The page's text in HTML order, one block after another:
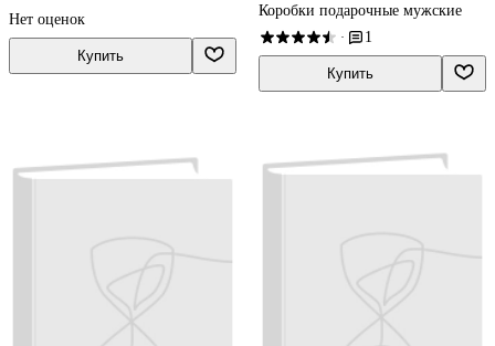
Нет оценок
Купить
Коробки подарочные мужские
· 1
Купить